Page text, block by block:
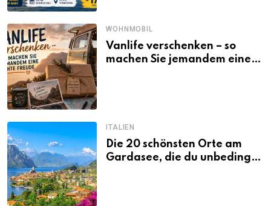
WOHNMOBIL
Vanlife verschenken – so
machen Sie jemandem eine
ITALIEN
Die 20 schönsten Orte am
Gardasee, die du unbedingt